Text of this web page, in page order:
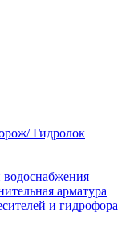
Гидролок
арматура
и гидрофора